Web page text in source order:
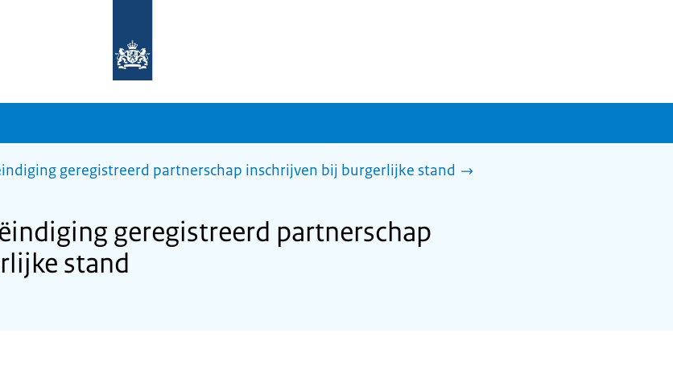
homepage
sdg.rijksoverheid.nl
geregistreerd partnerschap inschrijven bij burgerlijke stand
geregistreerd partnerschap
stand